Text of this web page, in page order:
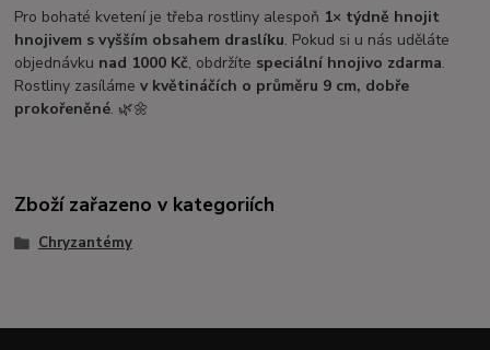
Pro bohaté kvetení je třeba rostliny alespoň 1× týdně hnojit
hnojivem s vyšším obsahem draslíku. Pokud si u nás uděláte
objednávku nad 1000 Kč, obdržíte speciální hnojivo zdarma.
Rostliny zasílámev květináčích o průměru 9 cm, dobře
prokořeněné. 🌿🌼
Zboží zařazeno v kategoriích
Chryzantémy